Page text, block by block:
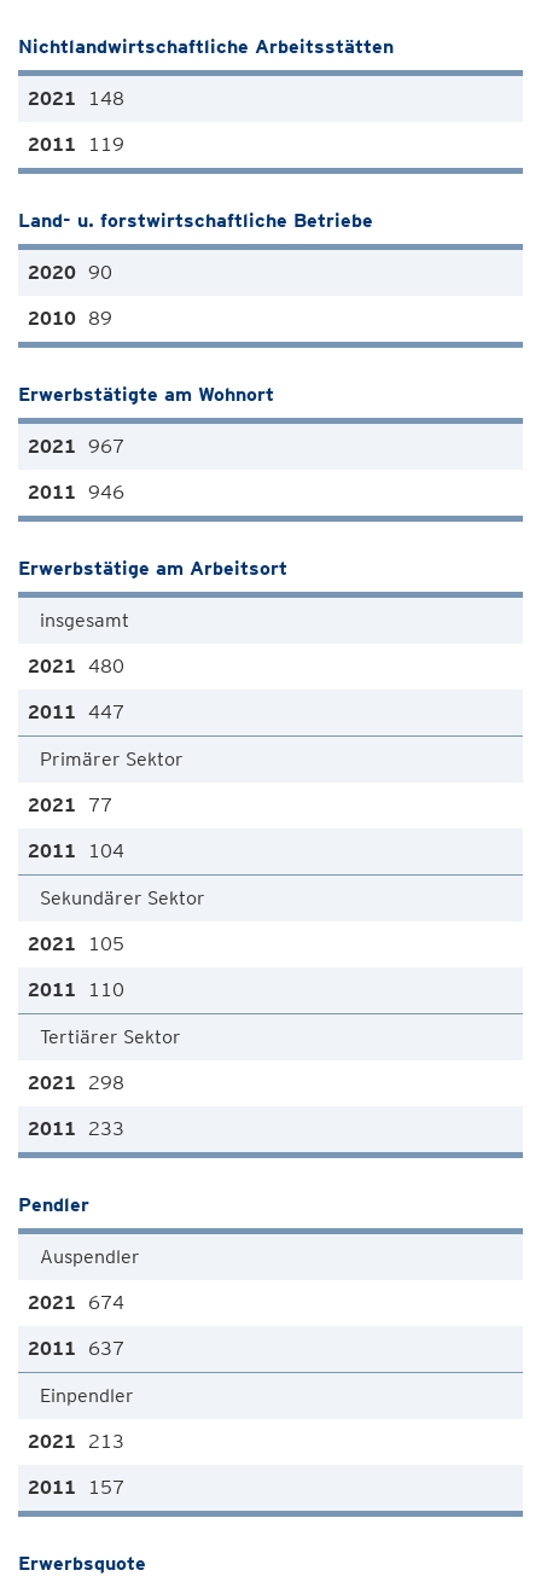
Nichtlandwirtschaftliche Arbeitsstätten
148
119
Land- u. forstwirtschaftliche Betriebe
90
89
Erwerbstätigte am Wohnort
967
946
Erwerbstätige am Arbeitsort
insgesamt
480
447
Primärer Sektor
77
104
Sekundärer Sektor
105
110
Tertiärer Sektor
298
233
Pendler
Auspendler
674
637
Einpendler
213
157
Erwerbsquote